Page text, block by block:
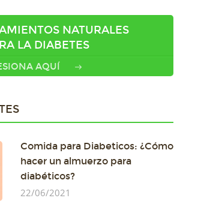
NATURALES
LA DIABETES
AQUÍ
Comida para Diabeticos: ¿Cómo
hacer un almuerzo para
diabéticos?
22/06/2021